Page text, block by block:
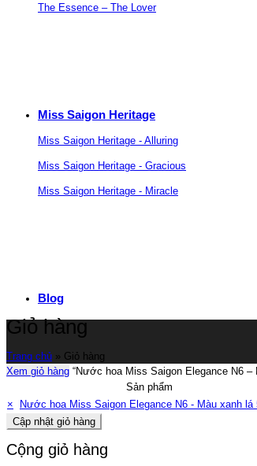
The Essence – The Lover
Miss Saigon Heritage
Miss Saigon Heritage - Alluring
Miss Saigon Heritage - Gracious
Miss Saigon Heritage - Miracle
Blog
Giỏ hàng
Trang chủ » Giỏ hàng
Xem giỏ hàng “Nước hoa Miss Saigon Elegance N6 –
Sản phẩm
×
Nước hoa Miss Saigon Elegance N6 - Màu xanh lá
Cập nhật giỏ hàng
Cộng giỏ hàng